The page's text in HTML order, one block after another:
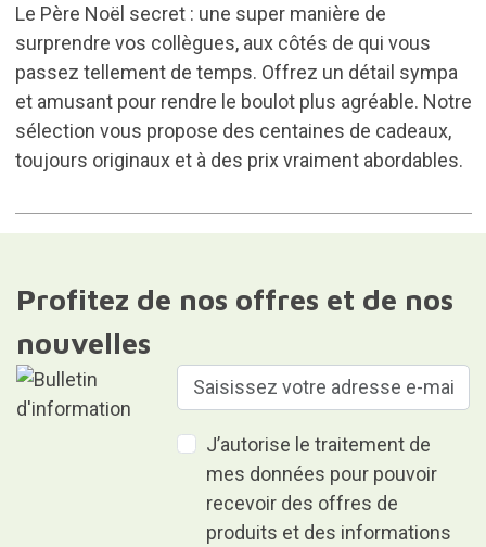
Le Père Noël secret : une super manière de
surprendre vos collègues, aux côtés de qui vous
passez tellement de temps. Offrez un détail sympa
et amusant pour rendre le boulot plus agréable. Notre
sélection vous propose des centaines de cadeaux,
toujours originaux et à des prix vraiment abordables.
Profitez de nos offres et de nos
nouvelles
J’autorise le traitement de
mes données pour pouvoir
recevoir des offres de
produits et des informations